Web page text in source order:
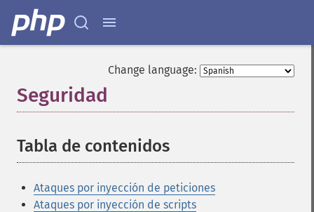
Change language:
Seguridad
Tabla de contenidos
Ataques por inyección de peticiones
Ataques por inyección de scripts